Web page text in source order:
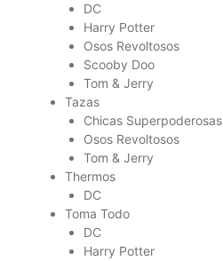
DC
Harry Potter
Osos Revoltosos
Scooby Doo
Tom & Jerry
Tazas
Chicas Superpoderosas
Osos Revoltosos
Tom & Jerry
Thermos
DC
Toma Todo
DC
Harry Potter